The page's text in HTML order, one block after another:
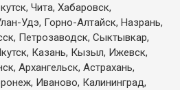
Чита, Хабаровск,
Удэ, Горно-Алтайск, Назрань,
Петрозаводск, Сыктывкар,
Казань, Кызыл, Ижевск,
Архангельск, Астрахань,
Иваново, Калининград,